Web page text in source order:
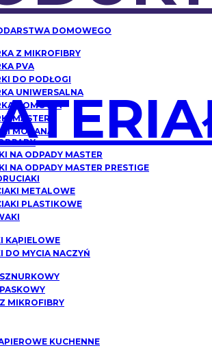
DOMOWEGO
Z MIKROFIBRY
PVA
DO PODŁOGI
UNIWERSALNA
DOMOWA
MASTER
MORANA
NA ODPADY MASTER
NA ODPADY MASTER PRESTIGE
METALOWE
PLASTIKOWE
KĄPIELOWE
DO MYCIA NACZYŃ
MIKROFIBRY
KUCHENNE